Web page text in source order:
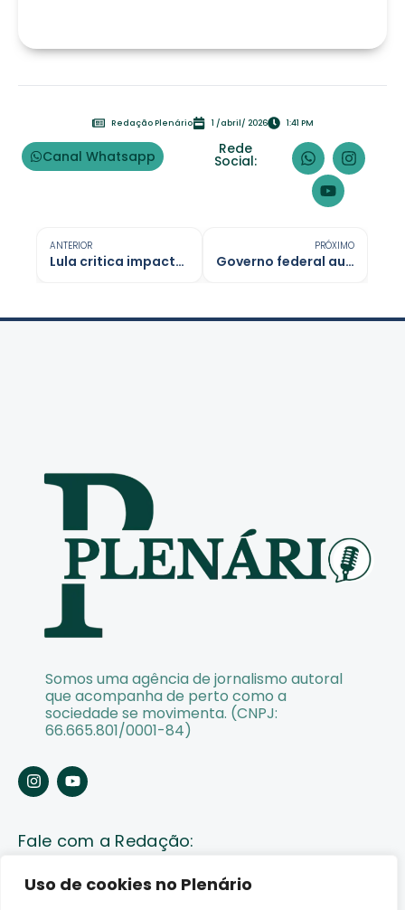
Uso de cookies no Plenário
Redação Plenário 1 /abril/ 2026 1:41 PM
Canal Whatsapp Rede
Social:
ANTERIOR
Lula critica impacto da guerra no Irã sobre o preço do diesel no Brasil
PRÓXIMO
Governo federal autoriza obra de R$ 678 milhões na rodovia BR-319
Somos uma agência de jornalismo autoral
que acompanha de perto como a
sociedade se movimenta. (CNPJ:
66.665.801/0001-84)
Fale com a Redação:
Enviar pauta